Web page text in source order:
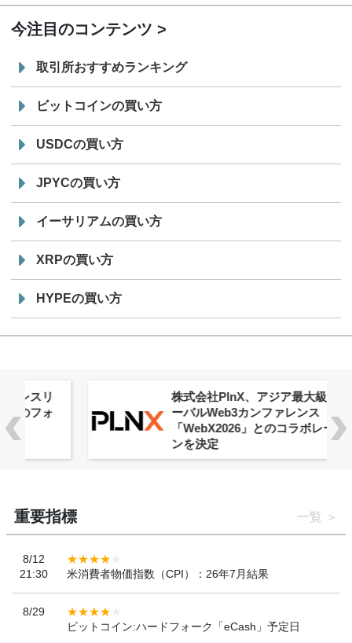
今注目のコンテンツ
取引所おすすめランキング
ビットコインの買い方
USDCの買い方
JPYCの買い方
イーサリアムの買い方
XRPの買い方
HYPEの買い方
株式会社PlnX、アジア最大級のグロ
ーバルWeb3カンファレンス
「WebX2026」とのコラボレーショ
重要指標 一覧
8/12
21:30
米消費者物価指数（CPI）：26年7月結果
8/29
ビットコイン:ハードフォーク「eCash」予定日